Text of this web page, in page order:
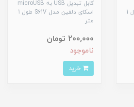
اسکای دلفین مدل S61T طول 1
کابل تبدیل USB به microUSB
اسکای دلفین مدل S61V طول 1
متر
200,000 تومان
ناموجود